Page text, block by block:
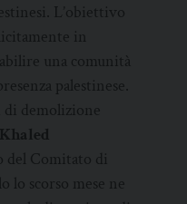
L’obiettivo
in
una comunità
palestinese.
di demolizione
Khaled
del Comitato di
lo scorso mese ne